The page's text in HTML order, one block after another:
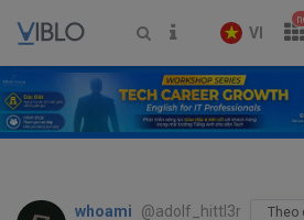
VI
whoami @adolf_hittl3r Theo